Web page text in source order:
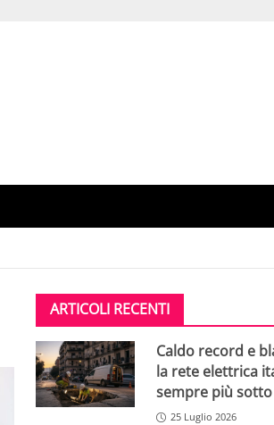
ARTICOLI RECENTI
Caldo record e
la rete elettrica
sempre più
25 Luglio 2026